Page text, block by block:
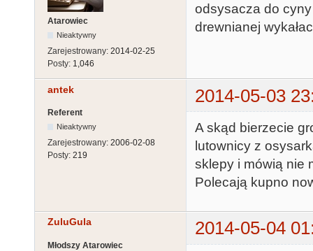
Atarowiec
Nieaktywny
Zarejestrowany: 2014-02-25
Posty: 1,046
odsysacza do
drewnianej
antek 2014-05-03
Referent
Nieaktywny
Zarejestrowany: 2006-02-08
Posty: 219
A skąd bierzecie
lutownicy z
sklepy i mówią nie
Polecają kupno
ZuluGula 2014-05-04
Młodszy Atarowiec